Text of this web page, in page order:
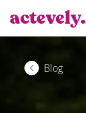
actevely.
Blog